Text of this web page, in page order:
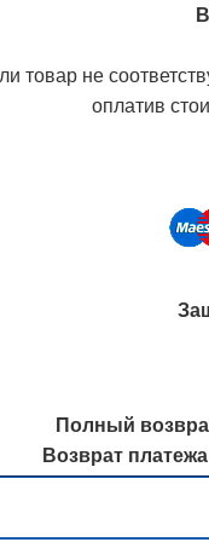
товар не
оплатив
Полный
Возврат